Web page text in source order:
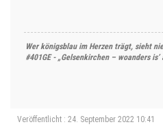
Wer königsblau im Herzen trägt, sieht
#401GE - „Gelsenkirchen – woanders is’
Veröffentlicht : 24. September 2022 10:41